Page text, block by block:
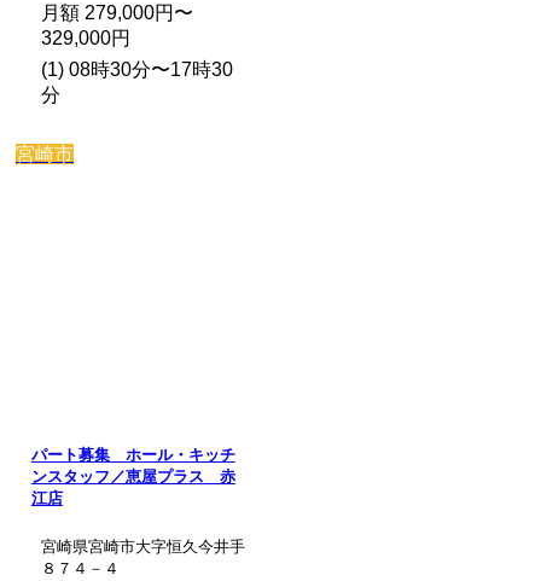
月額 279,000円〜
329,000円
(1) 08時30分〜17時30
分
宮崎市
パート募集 ホール・キッチ
ンスタッフ／恵屋プラス 赤
江店
宮崎県宮崎市大字恒久今井手
８７４－４